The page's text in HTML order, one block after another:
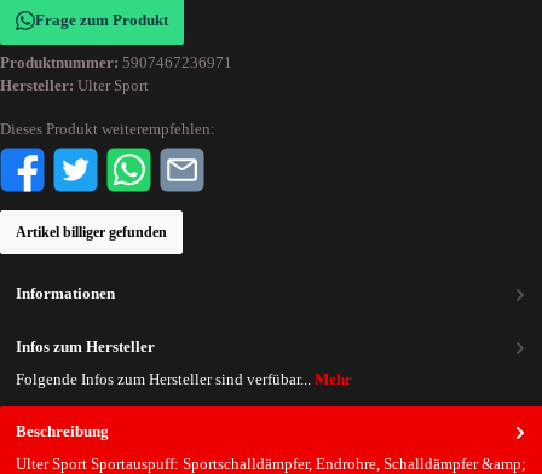
Frage zum Produkt
Produktnummer: 5907467236971
Hersteller: Ulter Sport
Dieses Produkt weiterempfehlen:
Artikel billiger gefunden
Beschreibung
Ulter Sport Sportauspuff: Sportschalldämpfer, Endrohre, Schalldämpfer &amp;
Informationen
Infos zum Hersteller
Folgende Infos zum Hersteller sind verfübar... Mehr